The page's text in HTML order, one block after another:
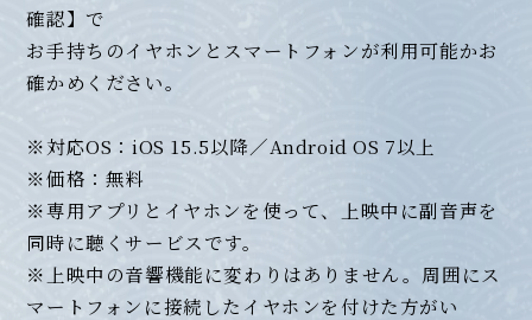
確認】で
お手持ちのイヤホンとスマートフォンが利用可能かお
確かめください。
※対応OS：iOS 15.5以降／Android OS 7以上
※価格：無料
※専用アプリとイヤホンを使って、上映中に副音声を
同時に聴くサービスです。
※上映中の音響機能に変わりはありません。周囲にス
マートフォンに接続したイヤホンを付けた方がい